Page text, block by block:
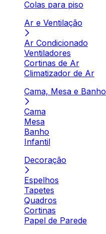
Colas para piso
Ar e Ventilação
Ar Condicionado
Ventiladores
Cortinas de Ar
Climatizador de Ar
Cama, Mesa e Banho
Cama
Mesa
Banho
Infantil
Decoração
Espelhos
Tapetes
Quadros
Cortinas
Papel de Parede